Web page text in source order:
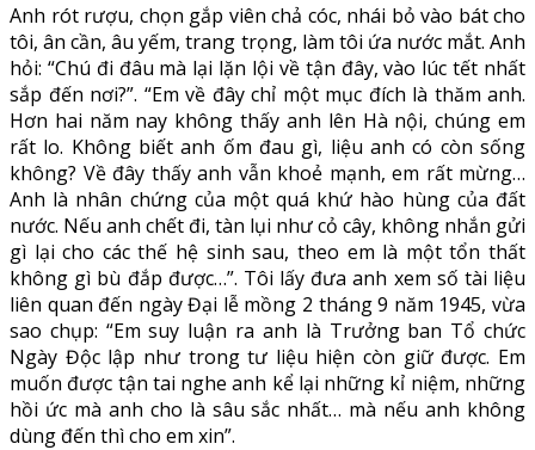
Anh rót rượu, chọn gắp viên chả cóc, nhái bỏ vào bát cho
tôi, ân cần, âu yếm, trang trọng, làm tôi ứa nước mắt. Anh
hỏi: “Chú đi đâu mà lại lặn lội về tận đây, vào lúc tết nhất
sắp đến nơi?”. “Em về đây chỉ một mục đích là thăm anh.
Hơn hai năm nay không thấy anh lên Hà nội, chúng em
rất lo. Không biết anh ốm đau gì, liệu anh có còn sống
không? Về đây thấy anh vẫn khoẻ mạnh, em rất mừng…
Anh là nhân chứng của một quá khứ hào hùng của đất
nước. Nếu anh chết đi, tàn lụi như cỏ cây, không nhắn gửi
gì lại cho các thế hệ sinh sau, theo em là một tổn thất
không gì bù đắp được…”. Tôi lấy đưa anh xem số tài liệu
liên quan đến ngày Đại lễ mồng 2 tháng 9 năm 1945, vừa
sao chụp: “Em suy luận ra anh là Trưởng ban Tổ chức
Ngày Độc lập như trong tư liệu hiện còn giữ được. Em
muốn được tận tai nghe anh kể lại những kỉ niệm, những
hồi ức mà anh cho là sâu sắc nhất… mà nếu anh không
dùng đến thì cho em xin”.